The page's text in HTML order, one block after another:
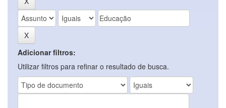
Adicionar filtros:
Utilizar filtros para refinar o resultado de busca.